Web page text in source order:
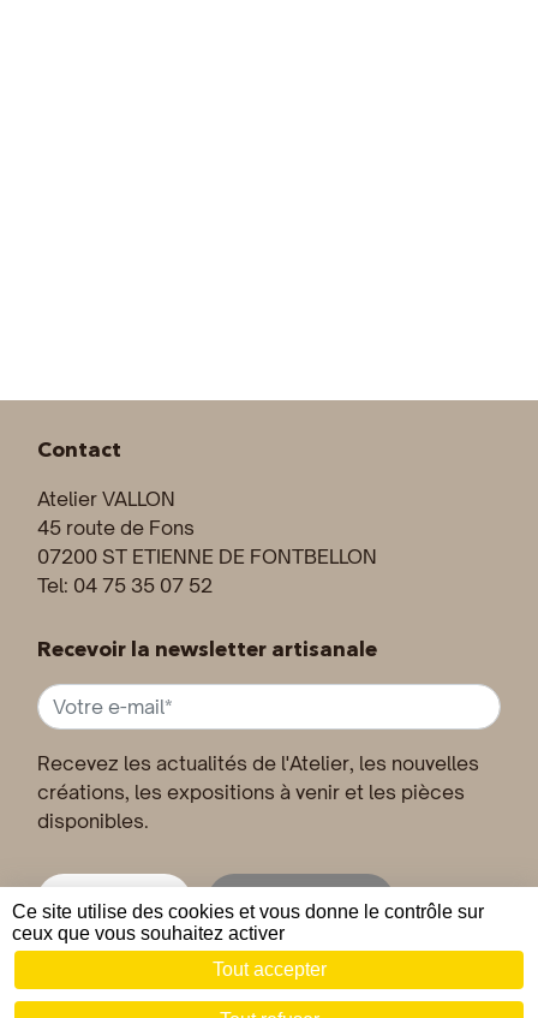
Contact
Atelier VALLON
45 route de Fons
07200 ST ETIENNE DE FONTBELLON
Tel: 04 75 35 07 52
Recevoir la newsletter artisanale
Recevez les actualités de l'Atelier, les nouvelles
créations, les expositions à venir et les pièces
disponibles.
Inscription Désinscription
Ce site utilise des cookies et vous donne le contrôle sur
ceux que vous souhaitez activer
Tout accepter